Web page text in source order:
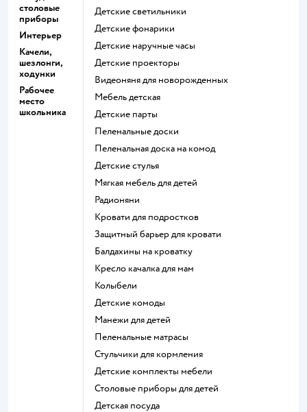
столовые
приборы
Интерьер
Качели,
шезлонги,
ходунки
Рабочее
место
школьника
Детские светильники
Детские фонарики
Детские наручные часы
Детские проекторы
Видеоняня для новорожденных
Мебель детская
Детские парты
Пеленальные доски
Пеленальная доска на комод
Детские стулья
Мягкая мебель для детей
Радионяни
Кровати для подростков
Защитный барьер для кровати
Балдахины на кроватку
Кресло качалка для мам
Колыбели
Детские комоды
Манежи для детей
Пеленальные матрасы
Стульчики для кормления
Детские комплекты мебели
Столовые приборы для детей
Детская посуда